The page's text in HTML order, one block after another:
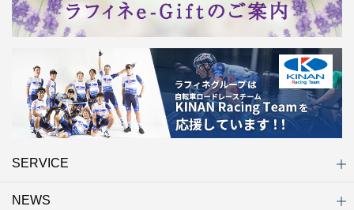
SERVICE
初めての方へ
店舗検索
キャンペーン
ラフィネ マルシェ（通販サイト）
WEB予約
よくある質問（Q&A）
サイトマップ
NEWS